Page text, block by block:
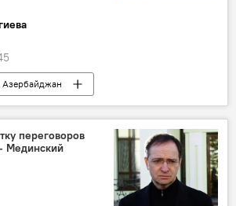
Азербайджан
ВВП
рост
Ненефтяные товары
переговоров
Мединский